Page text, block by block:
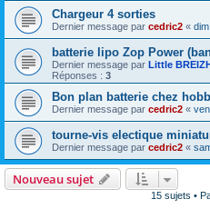
Chargeur 4 sorties
Dernier message par cedric2 «
batterie lipo Zop Power
Dernier message par Little
Réponses : 3
Bon plan batterie chez
Dernier message par cedric2 «
tourne-vis electique
Dernier message par cedric2 «
Nouveau sujet
15 sujets •